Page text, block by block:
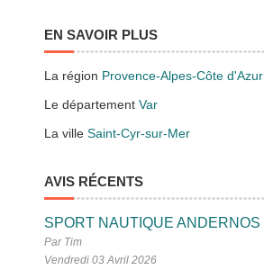
EN SAVOIR PLUS
La région Provence-Alpes-Côte d'Azur
Le départementVar
La villeSaint-Cyr-sur-Mer
AVIS RÉCENTS
SPORT NAUTIQUE ANDERNOS
Par Tim
Vendredi 03 Avril 2026